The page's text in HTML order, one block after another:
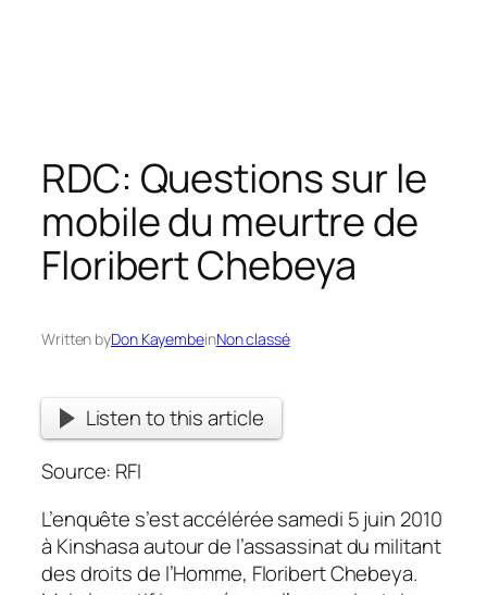
RDC: Questions sur le
mobile du meurtre de
Floribert Chebeya
Written byDon KayembeinNon classé
Listen to this article
Source: RFI
L’enquête s’est accélérée samedi 5 juin 2010
à Kinshasa autour de l’assassinat du militant
des droits de l’Homme, Floribert Chebeya.